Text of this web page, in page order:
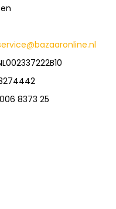
8373 25